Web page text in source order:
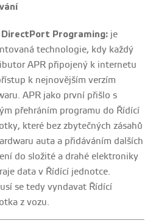
DirectPort Programing: je
technologie, kdy každý
APR připojený k internetu
k nejnovějším verzím
APR jako první přišlo s
přehráním programu do Řídící
které bez zbytečných zásahů
auta a přidáváním dalších
do složité a drahé elektroniky
data v Řídící jednotce.
se tedy vyndavat Řídící
z vozu.